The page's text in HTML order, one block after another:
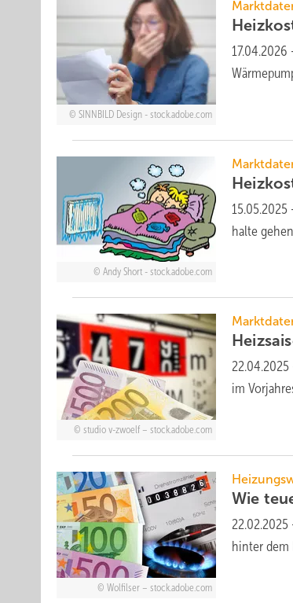
SINNBILD Design - stock.adobe.com
17.04.2026
Andy Short - stock.adobe.com
15.05.2025
halte
studio v-zwoelf – stock.adobe.com
22.04.2025
im
Wolfilser – stock.adobe.com
Wie
22.02.2025
hin­ter dem